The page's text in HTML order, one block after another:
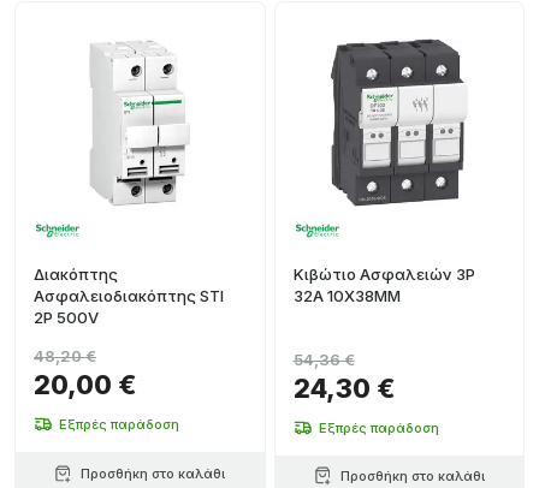
Διακόπτης
Ασφαλειοδιακόπτης STI
2P 500V
20,00 €
48,20 €
Εξπρές παράδοση
Προσθήκη στο καλάθι
Κιβώτιο Ασφαλειών 3P
32A 10X38MM
24,30 €
54,36 €
Εξπρές παράδοση
Προσθήκη στο καλάθι